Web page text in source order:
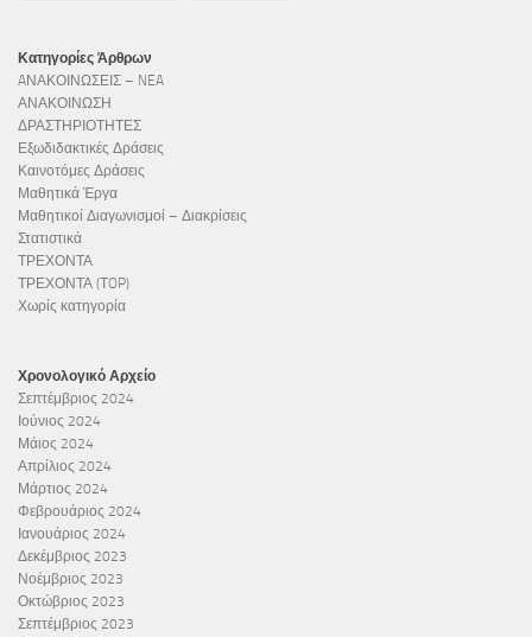
Κατηγορίες Άρθρων
AΝΑΚΟΙΝΩΣΕΙΣ – NEA
ΑΝΑΚΟΙΝΩΣΗ
ΔΡΑΣΤΗΡΙΟΤΗΤΕΣ
Εξωδιδακτικές Δράσεις
Καινοτόμες Δράσεις
Μαθητικά Έργα
Μαθητικοί Διαγωνισμοί – Διακρίσεις
Στατιστικά
ΤΡΕΧΟΝΤΑ
ΤΡΕΧΟΝΤΑ (ΤOP)
Χωρίς κατηγορία
Χρονολογικό Αρχείο
Σεπτέμβριος 2024
Ιούνιος 2024
Μάιος 2024
Απρίλιος 2024
Μάρτιος 2024
Φεβρουάριος 2024
Ιανουάριος 2024
Δεκέμβριος 2023
Νοέμβριος 2023
Οκτώβριος 2023
Σεπτέμβριος 2023